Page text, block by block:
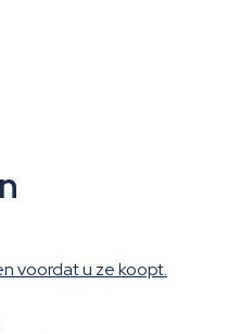
voordat u ze koopt.